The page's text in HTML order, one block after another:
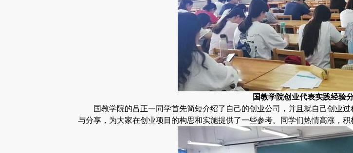
国教学院创业代表实践经验
国教学院的吕正一同学首先简短介绍了自己的创业公司，并且就自己创业
与分享，为大家在创业项目的构思和实施提供了一些参考。同学们热情高涨，积